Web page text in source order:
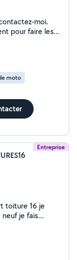
moi.
pour faire les
moto
Entreprise
toiture 16 je
je fais
contactez-moi
des factures